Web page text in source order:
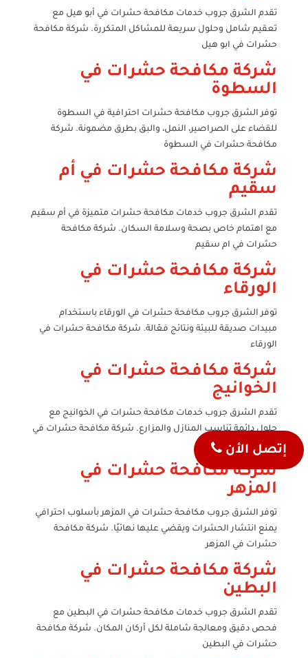
تقدم الشرق جروب خدمات مكافحة حشرات في أبو هيل مع
تعقيم شامل وحلول سريعة للمشاكل المتكررة. شركة مكافحة
حشرات في ابو هيل
شركة مكافحة حشرات في
السطوة
توفر الشرق جروب مكافحة حشرات احترافية في السطوة
للقضاء على الصراصير، النمل، والبق بطرق مضمونة. شركة
مكافحة حشرات في السطوة
شركة مكافحة حشرات في أم
سقيم
تقدم الشرق جروب خدمات مكافحة حشرات متميزة في أم سقيم
مع اهتمام خاص بصحة وسلامة السكان. شركة مكافحة
حشرات في ام سقيم
شركة مكافحة حشرات في
الورقاء
توفر الشرق جروب مكافحة حشرات في الورقاء باستخدام
مبيدات صديقة للبيئة ونتائج فعّالة. شركة مكافحة حشرات في
الورقاء
شركة مكافحة حشرات في
الخوانيج
تقدم الشرق جروب خدمات مكافحة حشرات في الخوانيج مع
حلول دائمة تناسب المنازل والمزارع. شركة مكافحة حشرات في
الخوانيج
شركة مكافحة حشرات في
المزهر
توفر الشرق جروب مكافحة حشرات في المزهر بأسلوب احترافي
يمنع انتشار الحشرات ويقضي عليها نهائيًا. شركة مكافحة
حشرات في المزهر
شركة مكافحة حشرات في
البطين
تقدم الشرق جروب خدمات مكافحة حشرات في البطين مع
فحص دقيق ومعالجة شاملة لكل أركان المكان. شركة مكافحة
حشرات في البطين
إتصل الأن